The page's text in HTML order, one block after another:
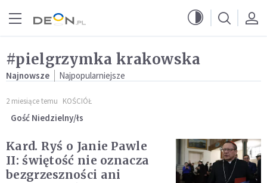
#pielgrzymka krakowska
Najnowsze Najpopularniejsze
2 miesiące temu KOŚCIÓŁ
Gość Niedzielny/łs
Kard. Ryś o Janie Pawle
II: świętość nie oznacza
bezgrzeszności ani